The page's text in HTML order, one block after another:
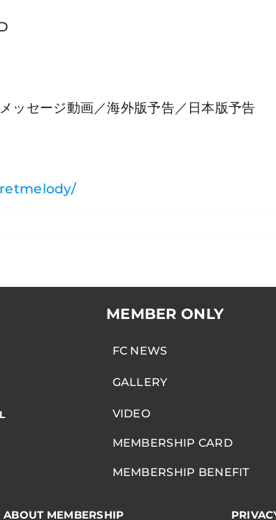
ッセージ動画／海外版予告／日本版予告
MEMBER ONLY
FC NEWS
GALLERY
VIDEO
MEMBERSHIP CARD
MEMBERSHIP BENEFIT
ABOUT MEMBERSHIP